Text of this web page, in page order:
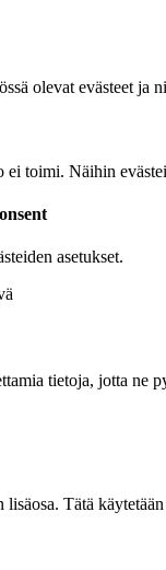
olevat evästeet ja
ei toimi. Näihin
asetukset.
tietoja, jotta ne
Tätä